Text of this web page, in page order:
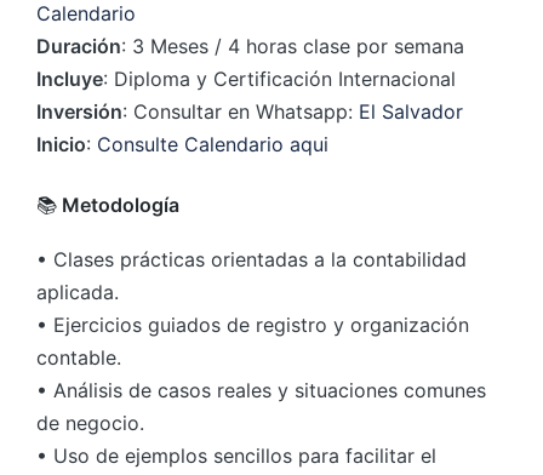
Calendario
Duración: 3 Meses / 4 horas clase por semana
Incluye: Diploma y Certificación Internacional
Inversión: Consultar en Whatsapp: El Salvador
Inicio: Consulte Calendario aqui
📚 Metodología
• Clases prácticas orientadas a la contabilidad
aplicada.
• Ejercicios guiados de registro y organización
contable.
• Análisis de casos reales y situaciones comunes
de negocio.
• Uso de ejemplos sencillos para facilitar el